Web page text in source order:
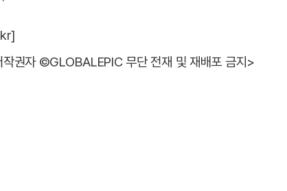
작권자 ©GLOBALEPIC 무단 전재 및 재배포 금지>